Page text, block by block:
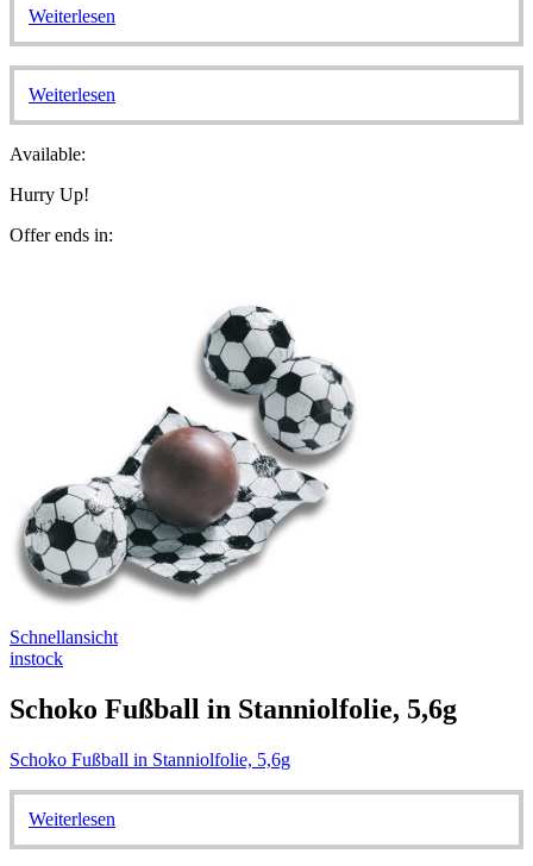
Weiterlesen
Weiterlesen
Available:
Hurry Up!
Offer ends in:
Schnellansicht
instock
Schoko Fußball in Stanniolfolie, 5,6g
Schoko Fußball in Stanniolfolie, 5,6g
Weiterlesen